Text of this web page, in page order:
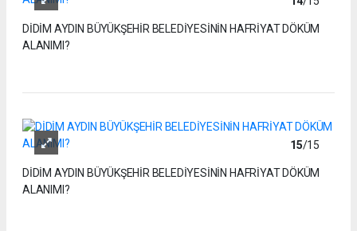
DİDİM AYDIN BÜYÜKŞEHİR BELEDİYESİNİN HAFRİYAT DÖKÜM
ALANIMI?
15/15
DİDİM AYDIN BÜYÜKŞEHİR BELEDİYESİNİN HAFRİYAT DÖKÜM
ALANIMI?